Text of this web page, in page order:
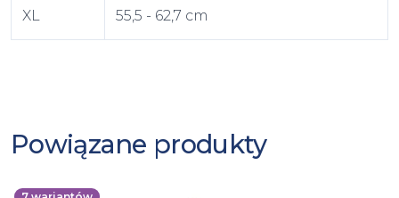
XL 55,5 - 62,7 cm
Powiązane produkty